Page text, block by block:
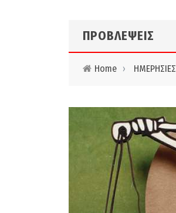
ΠΡΟΒΛΕΨΕΙΣ
Home › ΗΜΕΡΗΣΙΕΣ